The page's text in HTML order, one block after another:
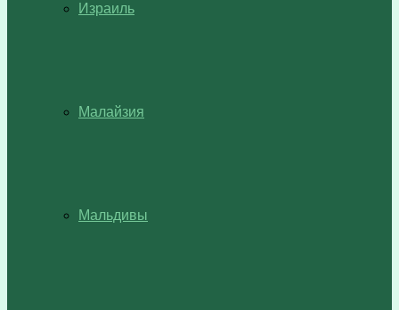
Израиль
Малайзия
Мальдивы